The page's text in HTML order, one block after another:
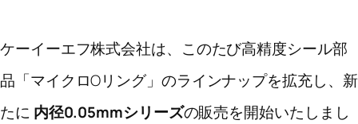
プ
ケーイーエフ株式会社は、このたび高精度シール部
品「マイクロOリング」のラインナップを拡充し、新
たに 内径0.05mmシリーズの販売を開始いたしまし